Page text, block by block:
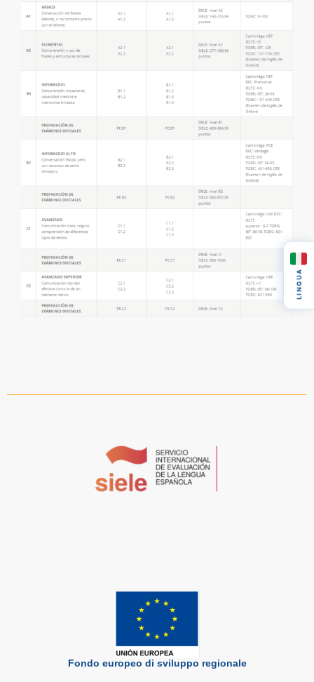
Fondo europeo di sviluppo regionale
LINGUA